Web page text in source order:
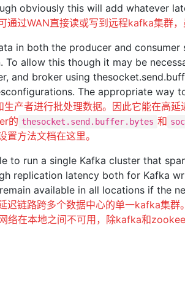
obviously this will add whatever
通过WAN直接读或写到远程kafka集群，
in both the producer and
To allow this though it may be
and broker using
The appropriate way
产者进行批处理数据。因此它能在高
的 thesocket.send.buffer.bytes 和
方法文档在这里。
to run a single Kafka cluster that
replication latency both for Kafka
available in all locations if the
迟链路跨多个数据中心的单一kafka集
络在本地之间不可用，除kafka和